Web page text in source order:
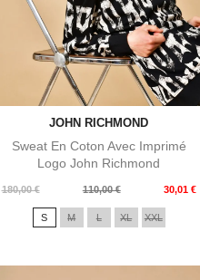
JOHN RICHMOND
Sweat En Coton Avec Imprimé
Logo John Richmond
180,00 €
Prix
110,00 € 30,01 €
Prix
S M L XL XXL